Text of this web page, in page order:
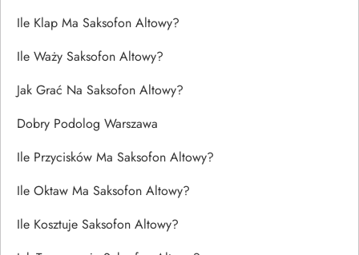
Ile Klap Ma Saksofon Altowy?
Ile Waży Saksofon Altowy?
Jak Grać Na Saksofon Altowy?
Dobry Podolog Warszawa
Ile Przycisków Ma Saksofon Altowy?
Ile Oktaw Ma Saksofon Altowy?
Ile Kosztuje Saksofon Altowy?